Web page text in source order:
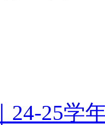
24-25学